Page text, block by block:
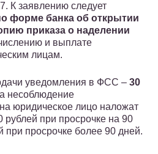
К заявлению следует
форме банка об открытии
приказа о наделении
и выплате
лицам.
уведомления в ФСС – 30
несоблюдение
юридическое лицо наложат
при просрочке на 90
при просрочке более 90 дней.